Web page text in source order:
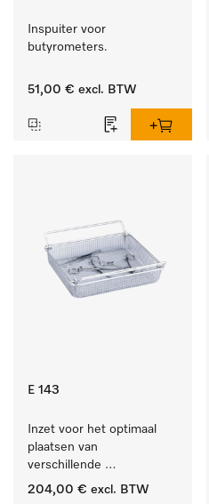
Inspuiter voor
butyrometers.
51,00 € excl. BTW
E 143
Inzet voor het optimaal
plaatsen van
verschillende
instrumenten.
204,00 € excl. BTW